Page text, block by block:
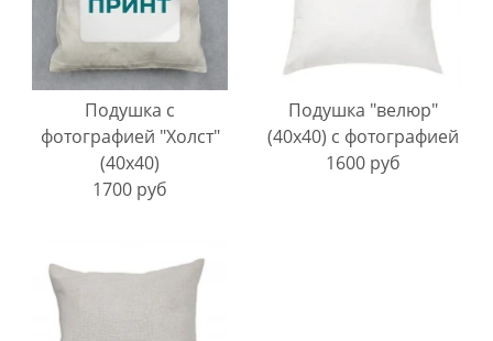
Подушка с
фотографией "Холст"
(40х40)
1700 руб
Подушка "велюр"
(40х40) с фотографией
1600 руб